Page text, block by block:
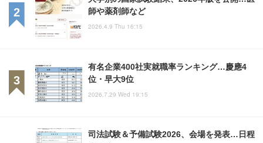
師や薬剤師など
2026.4.9 Thu 16:15
有名企業400社実就職率ランキング…慶應4
位・早大9位
2026.7.29 Wed 19:15
司法試験＆予備試験2026、会場を発表…日程